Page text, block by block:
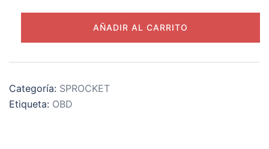
DE
38
DIENTES
AÑADIR AL CARRITO
Categoría: SPROCKET
Etiqueta: OBD